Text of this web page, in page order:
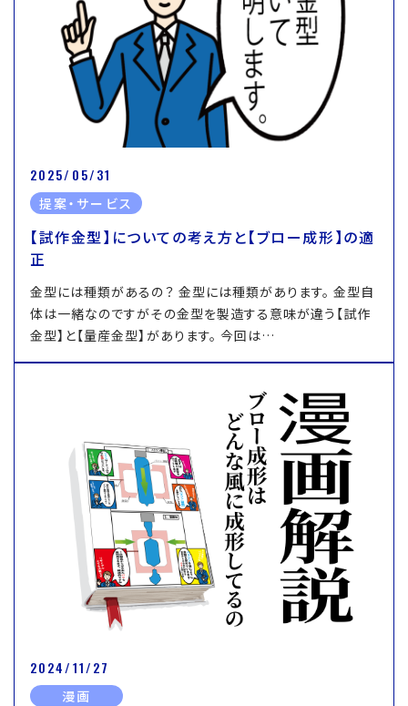
2025/05/31
提案・サービス
【試作金型】についての考え方と【ブロー成形】の適
正
金型には種類があるの？ 金型には種類があります。 金型自
体は一緒なのですがその金型を製造する意味が違う【試作
金型】と【量産金型】があります。 今回は…
2024/11/27
漫画